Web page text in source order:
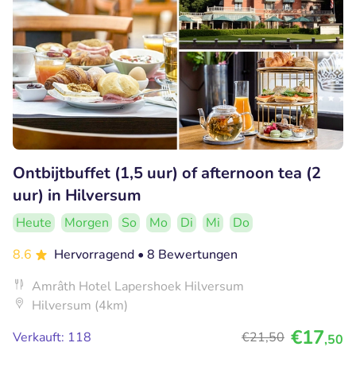
Ontbijtbuffet (1,5 uur) of afternoon tea (2
uur) in Hilversum
Heute Morgen So Mo Di Mi
Do
8.6
Hervorragend • 8 Bewertungen
Amrâth Hotel Lapershoek Hilversum
Hilversum (4km)
Verkauft: 118
€21,50 €17,50